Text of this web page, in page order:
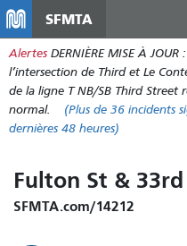
SFMTA
Alertes DERNIÈRE MISE À JOUR
l’intersection de Third et Le
de la ligne T NB/SB Third Street
normal.
(Plus de 36 incidents
dernières 48 heures)
Fulton St &
SFMTA.com/14212